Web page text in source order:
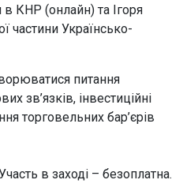
в КНР (онлайн) та Ігоря
частини Українсько-
питання
зв’язків, інвестиційні
торговельних бар’єрів
в заході – безоплатна.